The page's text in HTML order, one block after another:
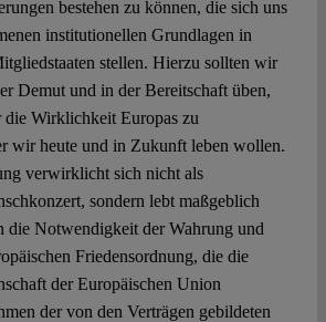
bestehen zu können, die sich uns
institutionellen Grundlagen in
stellen. Hierzu sollten wir
Demut und in der Bereitschaft üben,
Wirklichkeit Europas zu
wir heute und in Zukunft leben wollen.
verwirklicht sich nicht als
sondern lebt maßgeblich
die Notwendigkeit der Wahrung und
Friedensordnung, die die
der Europäischen Union
der von den Verträgen gebildeten